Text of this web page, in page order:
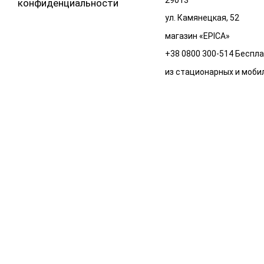
ул. Камянецкая, 52
магазин «EPICA»
+38 0800 300-514
из стационарных и
конфиденциальности